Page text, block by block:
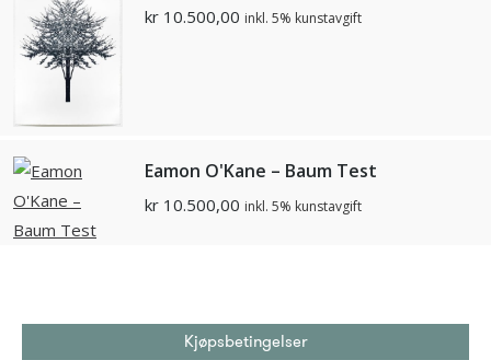
kr 10.500,00 inkl. 5% kunstavgift
Eamon O'Kane – Baum Test
kr 10.500,00 inkl. 5% kunstavgift
Kjøpsbetingelser